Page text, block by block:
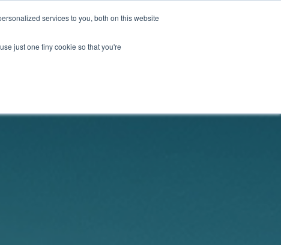
services to you, both on this website
just one tiny cookie so that you're
تبرع